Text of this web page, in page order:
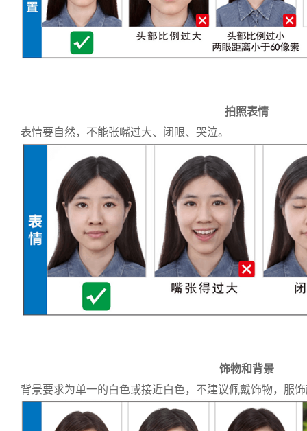
拍照表情
表情要自然，不能张嘴过大、闭眼、哭泣。
饰物和背景
背景要求为单一的白色或接近白色，不建议佩戴饰物，服